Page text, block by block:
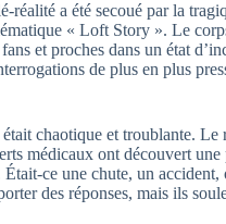
réalité a été secoué par la
« Loft Story ». Le
et proches dans un état
de plus en plus
chaotique et troublante.
médicaux ont découvert
Était-ce une chute, un
des réponses, mais ils